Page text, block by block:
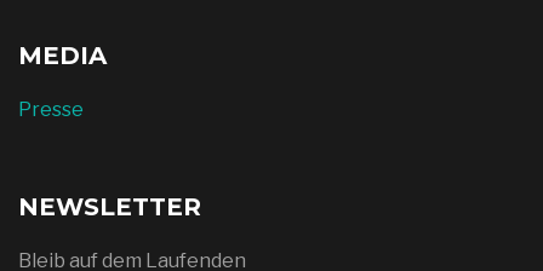
MEDIA
Presse
NEWSLETTER
Bleib auf dem Laufenden